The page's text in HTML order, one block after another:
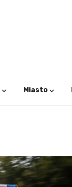
Miasto